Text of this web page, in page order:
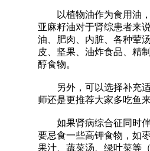
以植物油作为食用油，
亚麻籽油对于肾综患者来
油、肥肉、内脏、各种荤
皮、坚果、油炸食品、精
醇食物。
另外，可以选择补充适
师还是更推荐大家多吃鱼来
如果肾病综合征同时伴
要忌食一些高钾食物，如
果汁、蔬菜汤、绿叶菜等